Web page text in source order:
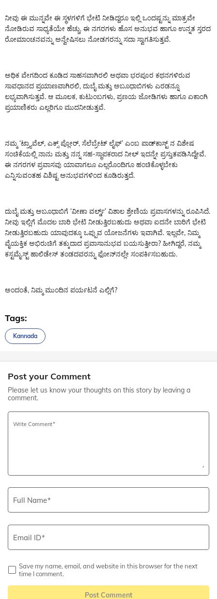
ನೀವು ಈ ಮುನ್ನವೇ ಈ ಸ್ಥಳಗಳಿಗೆ ಭೇಟಿ ನೀಡಿದ್ದರೂ ಇಲ್ಲಿ ಒಂದಷ್ಟನ್ನು ಮಾತ್ರವೇ
ನೋಡಿರುವ ಸಾಧ್ಯತೆಯೇ ಹೆಚ್ಚು. ಈ ನಗರಗಳು ಹೊಸ ಅನುಭವ ಹಾಗೂ ಉನ್ನತ ಸ್ತರದ
ರೋಮಾಂಚನವನ್ನು ಅನ್ವೇಷಿಸಲು ನೋಡಗರನ್ನು ಸದಾ ಸ್ವಾಗತಿಸುತ್ತವೆ.
ಅಧಿಕ ವೇಗದಿಂದ ಕೂಡಿದ ಸಾಹಸವಾಗಿರಲಿ ಅಥವಾ ಭರಪೂರ ಕಥನಗಳಿರುವ
ಸಾವಧಾನದ ಪ್ರಯಾಣವಾಗಿರಲಿ, ದುಬೈ ಮತ್ತು ಅಬೂಧಾಬಿಗಳು ಎರಡನ್ನೂ
ಲಭ್ಯವಾಗಿಸುತ್ತವೆ. ಆ ಮೂಲಕ, ಕುಟುಂಬಗಳು, ಪ್ರಣಯ ಜೋಡಿಗಳು ಹಾಗೂ ಏಕಾಂಗಿ
ಪ್ರಯಾಣಿಕರು ಎಲ್ಲರಿಗೂ ಮುದನೀಡುತ್ತವೆ.
ನಮ್ಮ ‘ಟ್ರ್ಯಾವೆಲ್, ಎಕ್ಸ್ ಪ್ಲೋರ್, ಸೆಲೆಬ್ರೇಟ್ ಲೈಫ್’ ಎಂಬ ಪಾಡ್‌ಕಾಸ್ಟ್ ನ ವಿಶೇಷ
ಸಂಚಿಕೆಯಲ್ಲಿ ನಾನು ಮತ್ತು ನನ್ನ ಸಹ-ಸ್ಥಾಪಕರಾದ ನೀಲ್ ಇದನ್ನೇ ಪ್ರಸ್ತುತಪಡಿಸಿದ್ದೇವೆ.
ಈ ನಗರಗಳ ಪ್ರವಾಸವು ಯಾವಾಗಲೂ ಎಲ್ಲರೊಂದಿಗೂ ಹಂಚಿಕೊಳ್ಳಬೇಕು
ಎನ್ನಿಸುವಂತಹ ವಿಶಿಷ್ಟ ಅನುಭವಗಳಿಂದ ಕೂಡಿರುತ್ತದೆ.
ದುಬೈ ಮತ್ತು ಅಬೂಧಾಬಿಗೆ ‘ವೀಣಾ ವರ್ಲ್ಡ್’ ವಿಶಾಲ ಶ್ರೇಣಿಯ ಪ್ರವಾಸಗಳನ್ನು ರೂಪಿಸಿದೆ.
ನೀವು ಇಲ್ಲಿಗೆ ಮೊದಲ ಬಾರಿ ಭೇಟಿ ನೀಡುತ್ತಿರಬಹುದು ಅಥವಾ ಐದನೇ ಬಾರಿಗೆ ಭೇಟಿ
ನೀಡುತ್ತಿರಬಹುದು ಯಾವುದಕ್ಕೂ ಒಪ್ಪುವ ಯೋಜನೆಗಳು ಇವಾಗಿವೆ. ಇಲ್ಲವೇ, ನಿಮ್ಮ
ವೈಯಕ್ತಿಕ ಅಭಿರುಚಿಗೆ ತಕ್ಕುದಾದ ಪ್ರವಾಸಾನುಭವ ಬಯಸುತ್ತೀರಾ? ಹೀಗಿದ್ದರೆ, ನಮ್ಮ
ಕಸ್ಟಮೈಸ್ಟ್ ಹಾಲಿಡೇಸ್ ತಂಡದವರನ್ನು ಫೋನ್‌ನಲ್ಲೇ ಸಂಪರ್ಕಿಸಬಹುದು.
ಅಂದಂತೆ, ನಿಮ್ಮ ಮುಂದಿನ ಪರ್ಯಟನೆ ಎಲ್ಲಿಗೆ?
Tags:
Kannada
Post your Comment
Please let us know your thoughts on this story by leaving a
comment.
Write Comment
Full Name
Email ID
Save my name, email, and website in this browser for the next
time I comment.
Post Comment